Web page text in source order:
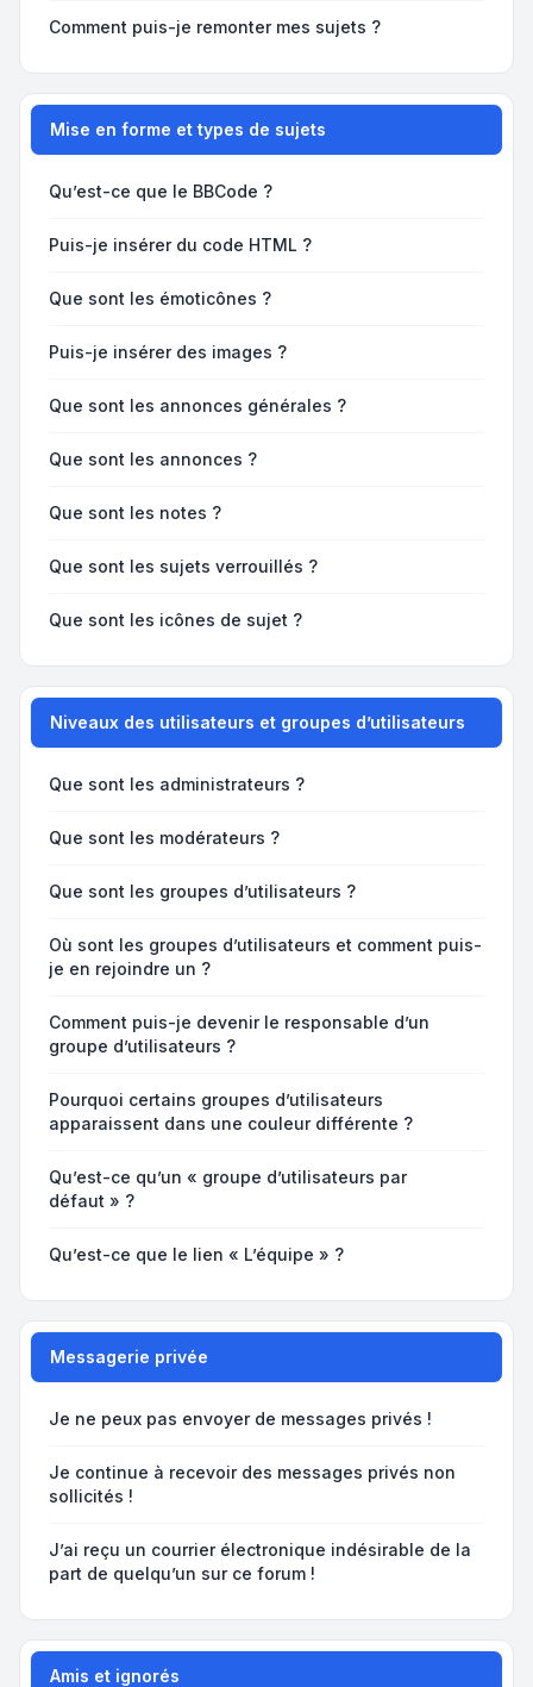
Comment puis-je remonter mes sujets ?
Mise en forme et types de sujets
Qu’est-ce que le BBCode ?
Puis-je insérer du code HTML ?
Que sont les émoticônes ?
Puis-je insérer des images ?
Que sont les annonces générales ?
Que sont les annonces ?
Que sont les notes ?
Que sont les sujets verrouillés ?
Que sont les icônes de sujet ?
Niveaux des utilisateurs et groupes d’utilisateurs
Que sont les administrateurs ?
Que sont les modérateurs ?
Que sont les groupes d’utilisateurs ?
Où sont les groupes d’utilisateurs et comment puis-
je en rejoindre un ?
Comment puis-je devenir le responsable d’un
groupe d’utilisateurs ?
Pourquoi certains groupes d’utilisateurs
apparaissent dans une couleur différente ?
Qu’est-ce qu’un « groupe d’utilisateurs par
défaut » ?
Qu’est-ce que le lien « L’équipe » ?
Messagerie privée
Je ne peux pas envoyer de messages privés !
Je continue à recevoir des messages privés non
sollicités !
J’ai reçu un courrier électronique indésirable de la
part de quelqu’un sur ce forum !
Amis et ignorés